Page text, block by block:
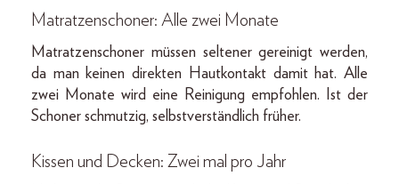
Matratzenschoner: Alle zwei Monate
Matratzenschoner müssen seltener gereinigt werden,
da man keinen direkten Hautkontakt damit hat. Alle
zwei Monate wird eine Reinigung empfohlen. Ist der
Schoner schmutzig, selbstverständlich früher.
Kissen und Decken: Zwei mal pro Jahr